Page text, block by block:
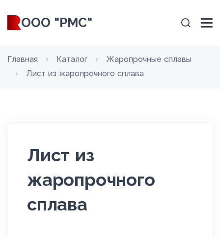
ООО "РМС"
Главная Каталог
Жаропрочные сплавы
Лист из жаропрочного сплава
Лист из
жаропрочного
сплава